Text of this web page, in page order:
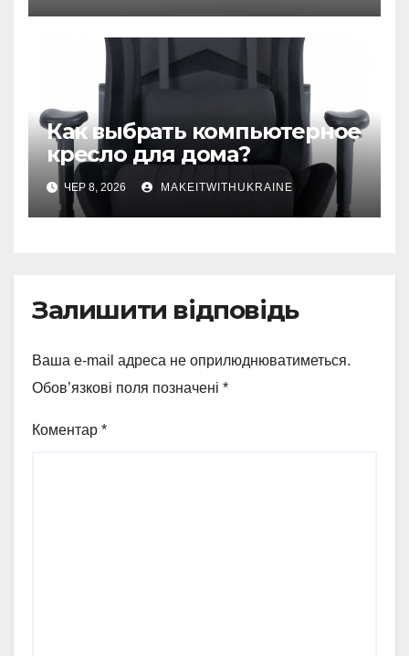
Как выбрать компьютерное
кресло для дома?
ЧЕР 8, 2026 MAKEITWITHUKRAINE
Залишити відповідь
Ваша e-mail адреса не оприлюднюватиметься.
Обов’язкові поля позначені *
Коментар *